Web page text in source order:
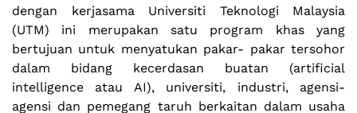
dengan kerjasama Universiti Teknologi Malaysia
(UTM) ini merupakan satu program khas yang
bertujuan untuk menyatukan pakar- pakar tersohor
dalam bidang kecerdasan buatan (artificial
intelligence atau AI), universiti, industri, agensi-
agensi dan pemegang taruh berkaitan dalam usaha